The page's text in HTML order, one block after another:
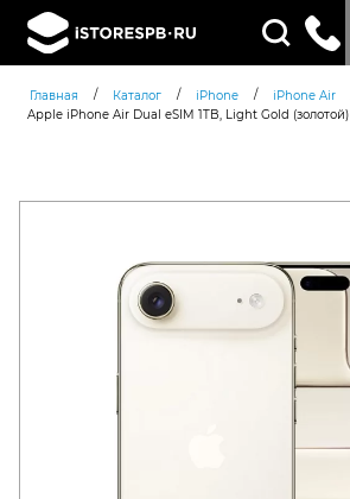
Поиск
товаров
Главная / Каталог / iPhone / iPhone Air
Apple iPhone Air Dual eSIM 1TB, Light Gold (золотой)